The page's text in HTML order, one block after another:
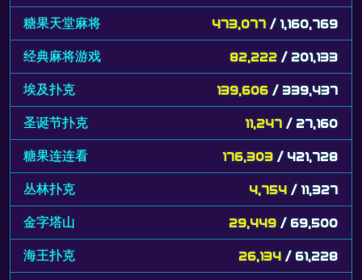
糖果天堂麻将 473,077 / 1,160,769
经典麻将游戏 82,222 / 201,133
埃及扑克 139,606 / 339,437
圣诞节扑克 11,247 / 27,160
糖果连连看 176,303 / 421,728
丛林扑克 4,754 / 11,327
金字塔山 29,449 / 69,500
海王扑克 26,134 / 61,228